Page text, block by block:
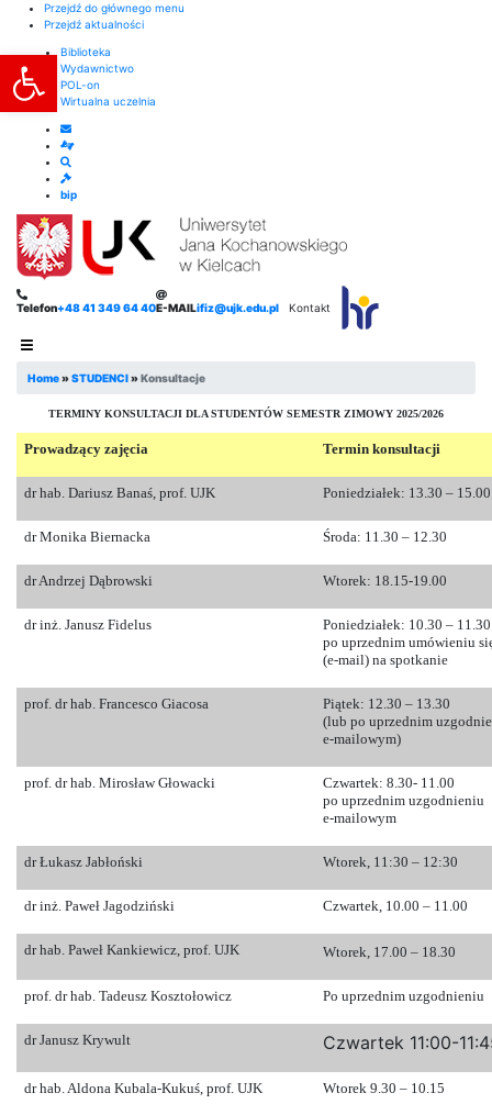
Otwórz pasek narzędzi
Przejdź do głównego menu
Przejdź aktualności
Biblioteka
Wydawnictwo
POL-on
Wirtualna uczelnia
bip
Telefon+48 41 349 64 40E-MAILifiz@ujk.edu.pl Kontakt
Home»STUDENCI»Konsultacje
TERMINY KONSULTACJI DLA STUDENTÓW SEMESTR ZIMOWY 2025/2026
Prowadzący zajęcia Termin konsultacji
dr hab. Dariusz Banaś, prof. UJK Poniedziałek: 13.30 – 15.00
dr Monika Biernacka Środa: 11.30 – 12.30
dr Andrzej Dąbrowski Wtorek: 18.15-19.00
dr inż. Janusz Fidelus
Poniedziałek: 10.30 – 11.30
po uprzednim umówieniu
(e-mail) na spotkanie
prof. dr hab. Francesco Giacosa
Piątek: 12.30 – 13.30
(lub po uprzednim
e-mailowym)
prof. dr hab. Mirosław Głowacki Czwartek: 8.30- 11.00
po uprzednim uzgodnieniu
e-mailowym
dr Łukasz Jabłoński Wtorek, 11:30 – 12:30
dr inż. Paweł Jagodziński Czwartek, 10.00 – 11.00
dr hab. Paweł Kankiewicz, prof. UJK Wtorek, 17.00 – 18.30
prof. dr hab. Tadeusz Kosztołowicz Po uprzednim uzgodnieniu
dr Janusz Krywult Czwartek 11:00-
dr hab. Aldona Kubala-Kukuś, prof. UJK Wtorek 9.30 – 10.15